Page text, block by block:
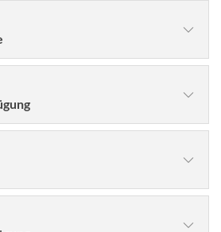
wir unsere Reise im malerischen
berühmt für seinen
und die charmante Altstadt.
Weg hinauf nach Castelbuono,
besticht durch seine